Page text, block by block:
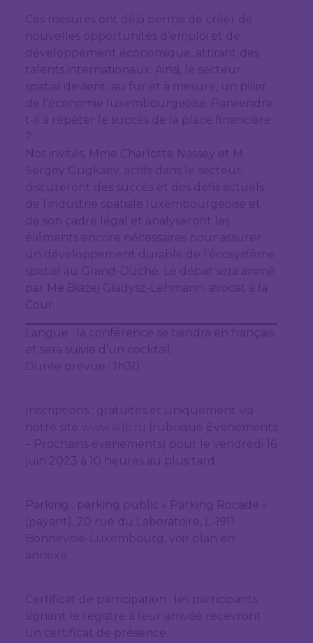
Ces mesures ont déjà permis de créer de
nouvelles opportunités d’emploi et de
développement économique, attirant des
talents internationaux. Ainsi, le secteur
spatial devient, au fur et à mesure, un pilier
de l’économie luxembourgeoise. Parviendra-
t-il à répéter le succès de la place financière
?
Nos invités, Mme Charlotte Nassey et M.
Sergey Gugkaev, actifs dans le secteur,
discuteront des succès et des défis actuels
de l’industrie spatiale luxembourgeoise et
de son cadre légal et analyseront les
éléments encore nécessaires pour assurer
un développement durable de l’écosystème
spatial au Grand-Duché. Le débat sera animé
par Me Błażej Gładysz-Lehmann, avocat à la
Cour.
Langue : la conférence se tiendra en français
et sera suivie d’un cocktail.
Durée prévue : 1h30.
Inscriptions : gratuites et uniquement via
notre site
(rubrique Evénements
– Prochains événements) pour le vendredi 16
juin 2023 à 10 heures au plus tard.
Parking : parking public « Parking Rocade »
(payant), 20 rue du Laboratoire, L-1911
Bonnevoie-Luxembourg, voir plan en
annexe.
Certificat de participation : les participants
signant le registre à leur arrivée recevront
un certificat de présence.